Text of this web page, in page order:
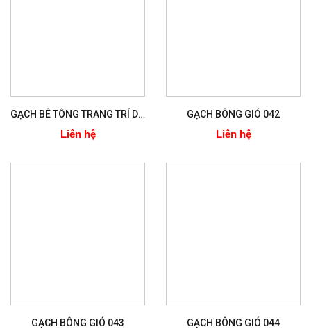
GẠCH BÊ TÔNG TRANG TRÍ D051
Liên hệ
GẠCH BÔNG GIÓ 042
Liên hệ
GẠCH BÔNG GIÓ 043 GẠCH BÔNG GIÓ 044